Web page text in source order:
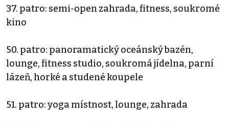
37. patro: semi-open zahrada, fitness, soukromé
kino
50. patro: panoramatický oceánský bazén,
lounge, fitness studio, soukromá jídelna, parní
lázeň, horké a studené koupele
51. patro: yoga místnost, lounge, zahrada